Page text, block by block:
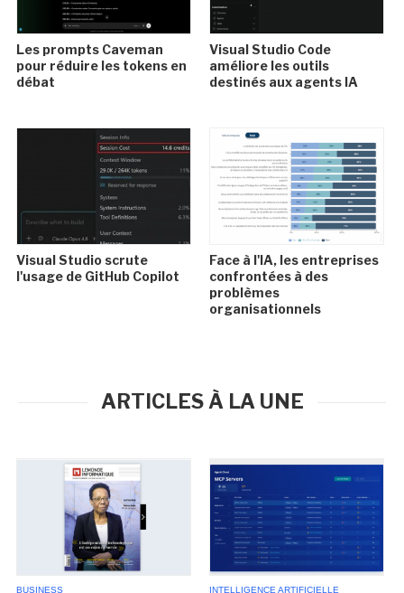
Les prompts Caveman
pour réduire les tokens en
débat
Visual Studio Code
améliore les outils
destinés aux agents IA
Visual Studio scrute
l'usage de GitHub Copilot
Face à l'IA, les entreprises
confrontées à des
problèmes
organisationnels
ARTICLES À LA UNE
BUSINESS INTELLIGENCE ARTIFICIELLE